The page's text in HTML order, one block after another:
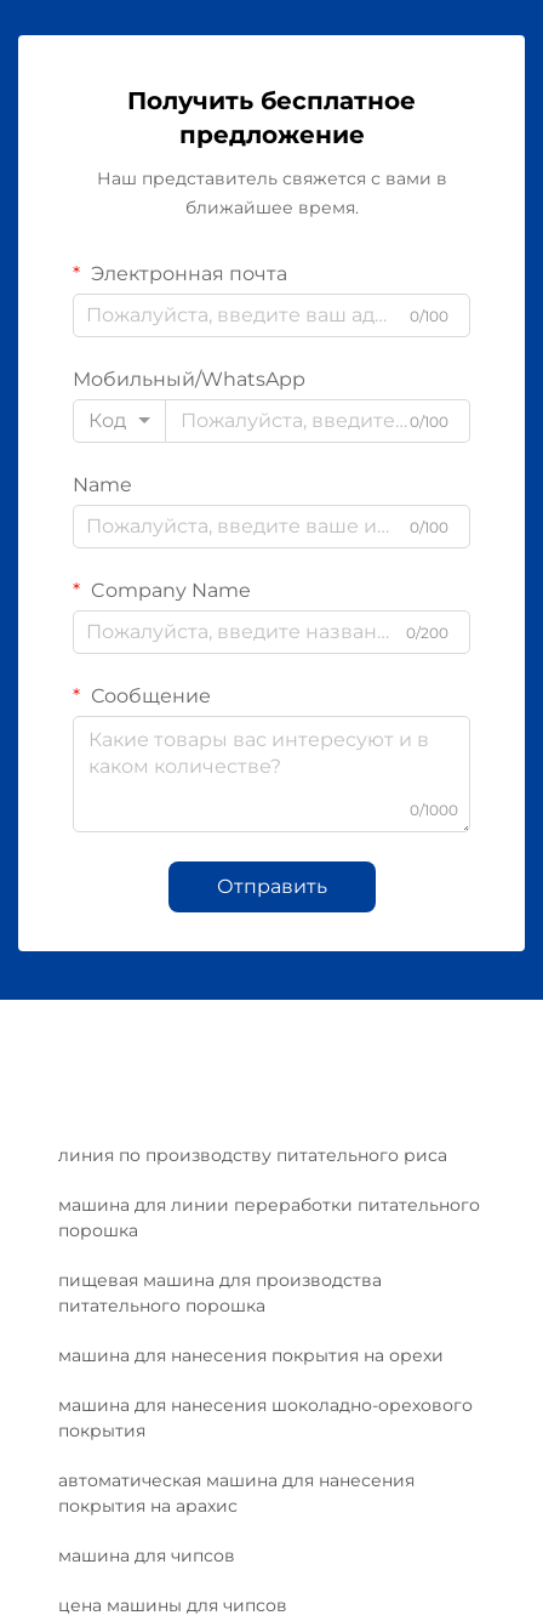
Получить бесплатное
предложение
Наш представитель свяжется с вами в
ближайшее время.
Электронная почта
0/100
Мобильный/WhatsApp
Код
0/100
Name
0/100
Company Name
0/200
Сообщение
0/1000
Отправить
линия по производству питательного риса
машина для линии переработки питательного
порошка
пищевая машина для производства
питательного порошка
машина для нанесения покрытия на орехи
машина для нанесения шоколадно-орехового
покрытия
автоматическая машина для нанесения
покрытия на арахис
машина для чипсов
цена машины для чипсов